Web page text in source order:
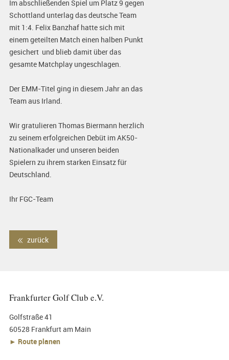
Im abschließenden Spiel um Platz 9 gegen
Schottland unterlag das deutsche Team
mit 1:4. Felix Banzhaf hatte sich mit
einem geteilten Match einen halben Punkt
gesichert und blieb damit über das
gesamte Matchplay ungeschlagen.
Der EMM-Titel ging in diesem Jahr an das
Team aus Irland.
Wir gratulieren Thomas Biermann herzlich
zu seinem erfolgreichen Debüt im AK50-
Nationalkader und unseren beiden
Spielern zu ihrem starken Einsatz für
Deutschland.
Ihr FGC-Team
zurück
Frankfurter Golf Club e.V.
Golfstraße 41
60528 Frankfurt am Main
► Route planen